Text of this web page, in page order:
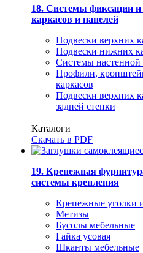
18. Системы фиксации и
каркасов и панелей
Подвески верхних
Подвески нижних
Системы
Профили,
каркасов
Подвески верхних
задней стенки
Каталоги
Скачать в PDF
19. Крепежная
системы крепления
Крепежные уголки
Метизы
Бусолы мебельные
Гайка усовая
Шканты мебельные